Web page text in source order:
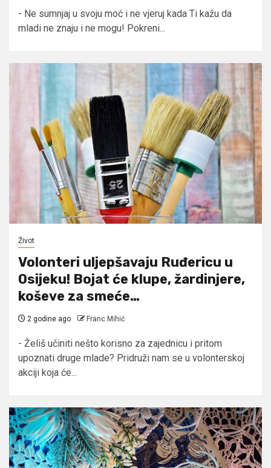
- Ne sumnjaj u svoju moć i ne vjeruj kada Ti kažu da
mladi ne znaju i ne mogu! Pokreni...
Život
Volonteri uljepšavaju Ruđericu u
Osijeku! Bojat će klupe, žardinjere,
koševe za smeće…
2 godine ago Franc Mihić
- Želiš učiniti nešto korisno za zajednicu i pritom
upoznati druge mlade? Pridruži nam se u volonterskoj
akciji koja će...